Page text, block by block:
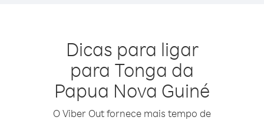
Dicas para ligar
para Tonga da
Papua Nova Guiné
O Viber Out fornece mais tempo de